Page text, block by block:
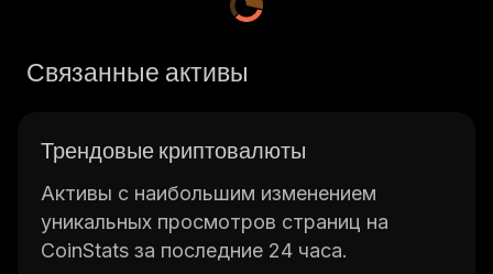
Связанные активы
Трендовые криптовалюты
Активы с наибольшим изменением
уникальных просмотров страниц на
CoinStats за последние 24 часа.